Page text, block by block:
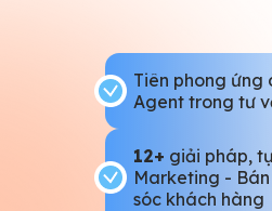
Tiên phong ứng
Agent trong tư
12+ giải pháp,
Marketing -
sóc khách hàng